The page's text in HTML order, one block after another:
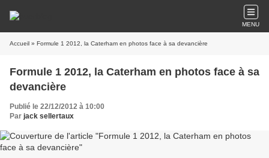
MENU
Accueil » Formule 1 2012, la Caterham en photos face à sa devancière
Formule 1 2012, la Caterham en photos face à sa
devancière
Publié le 22/12/2012 à 10:00
Par jack sellertaux